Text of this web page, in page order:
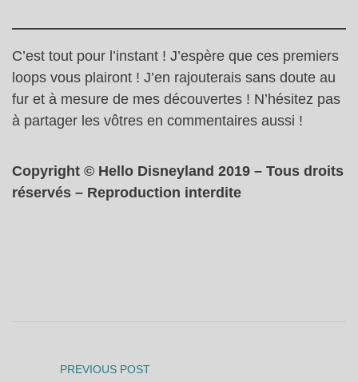
C’est tout pour l’instant ! J’espère que ces premiers
loops vous plairont ! J’en rajouterais sans doute au
fur et à mesure de mes découvertes ! N’hésitez pas
à partager les vôtres en commentaires aussi !
Copyright © Hello Disneyland 2019 – Tous droits
réservés – Reproduction interdite
PREVIOUS POST